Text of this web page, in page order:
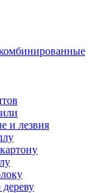
и лезвия